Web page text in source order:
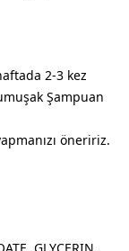
2-3 kez
Şampuan
öneririz.